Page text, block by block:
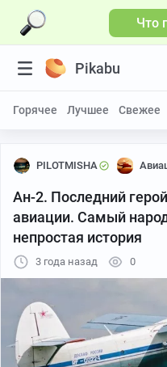
Что
Pikabu
Горячее Лучшее Свежее
PILOTMISHA
Ан-2. Последний
авиации. Самый
непростая история
3 года назад 0